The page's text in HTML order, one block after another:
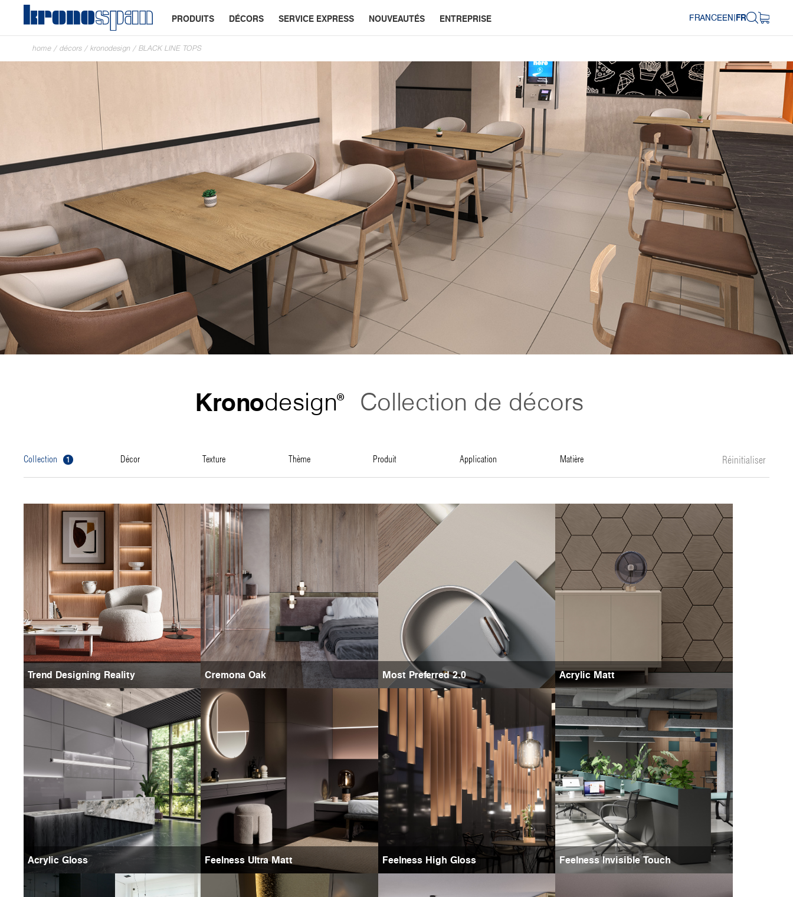
PRODUITS DÉCORS SERVICE EXPRESS NOUVEAUTÉS ENTREPRISE FRANCEEN|FR
home / décors / kronodesign / BLACK LINE TOPS
Kronodesign® Collection de décors
collection 1 décor texture thème produit application matière Réinitialiser
Trend Designing Reality Cremona Oak Most Preferred 2.0 Acrylic Matt
Acrylic Gloss Feelness Ultra Matt Feelness High Gloss Feelness Invisible Touch